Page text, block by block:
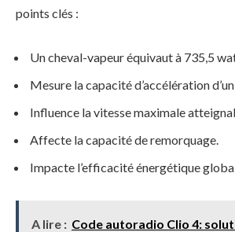
points clés :
Un cheval-vapeur équivaut à 735,5
Mesure la capacité d’accélération
Influence la vitesse maximale
Affecte la capacité de remorquage.
Impacte l’efficacité énergétique
A lire : Code autoradio Clio 4: